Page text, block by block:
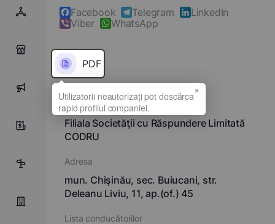
0
Facebook Telegram
LinkedIn
Viber
WhatsApp
PDF
Denumirea completă
Filiala Societăţii cu Răspundere Limitată
CODRU
Adresa
mun. Chişinău, sec. Buiucani, str.
Deleanu Liviu, 11, ap.(of.) 45
Lista conducătorilor
×